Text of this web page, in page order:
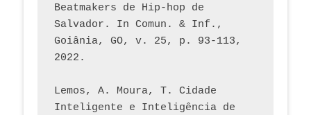
Beatmakers de Hip-hop de
Salvador. In Comun. & Inf.,
Goiânia, GO, v. 25, p. 93-113,
2022.
Lemos, A. Moura, T. Cidade
Inteligente e Inteligência de